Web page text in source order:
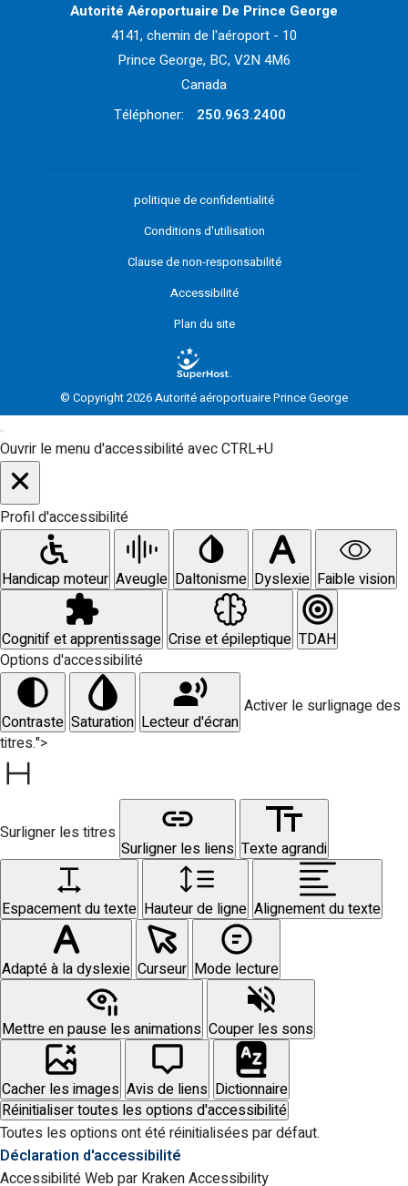
Autorité Aéroportuaire De Prince George
4141, chemin de l'aéroport - 10
Prince George, BC, V2N 4M6
Canada
Téléphoner:
250.963.2400
politique de confidentialité
Conditions d'utilisation
Clause de non-responsabilité
Accessibilité
Plan du site
© Copyright 2026 Autorité aéroportuaire Prince George
Ouvrir le menu d'accessibilité avec CTRL+U
Profil d'accessibilité
Handicap moteur Aveugle Daltonisme Dyslexie Faible vision
Cognitif et apprentissage Crise et épileptique TDAH
Options d'accessibilité
Contraste Saturation Lecteur d'écran
Activer le surlignage des
titres.">
Surligner les titres
Surligner les liens Texte agrandi
Espacement du texte Hauteur de ligne Alignement du texte
Adapté à la dyslexie Curseur Mode lecture
Mettre en pause les animations Couper les sons
Cacher les images Avis de liens Dictionnaire
Réinitialiser toutes les options d'accessibilité
Toutes les options ont été réinitialisées par défaut.
Déclaration d'accessibilité
Accessibilité Web par Kraken Accessibility